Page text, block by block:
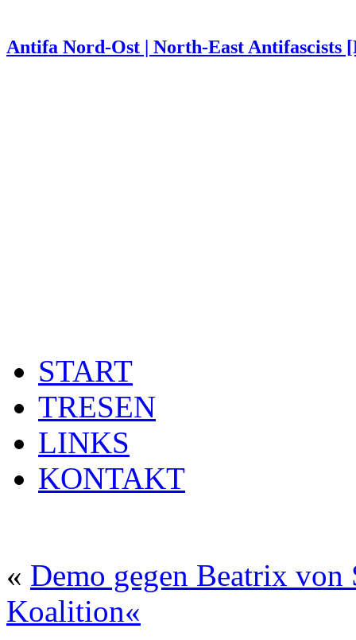
Antifa Nord-Ost | North-East Antifascists
START
TRESEN
LINKS
KONTAKT
« Demo gegen Beatrix
Koalition«